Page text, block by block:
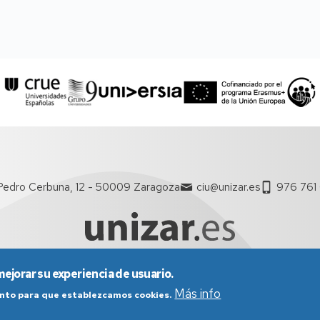
Cerbuna, 12 - 50009 Zaragoza ciu@unizar.es 976
generales de uso Política de Privacidad
su experiencia de usuario.
para que establezcamos cookies. Más info